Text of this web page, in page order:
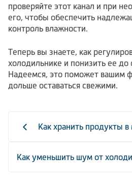
проверяйте этот канал и при
его, чтобы обеспечить
контроль влажности.
Теперь вы знаете, как
холодильнике и понизить ее до
Надеемся, это поможет вашим
дольше оставаться свежими.
Как хранить продукты
Как уменьшить шум от